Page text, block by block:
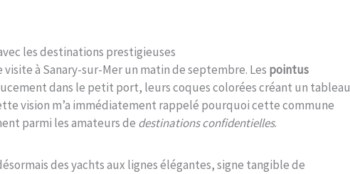
les destinations prestigieuses
à Sanary-sur-Mer un matin de septembre. Les pointus
dans le petit port, leurs coques colorées créant un tableau
vision m’a immédiatement rappelé pourquoi cette commune
parmi les amateurs de destinations confidentielles.
des yachts aux lignes élégantes, signe tangible de